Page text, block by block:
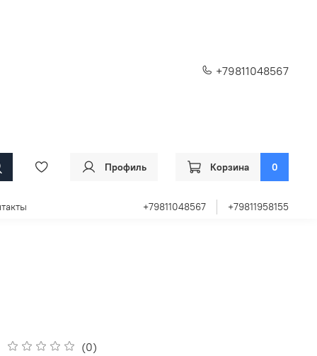
+79811048567
Профиль Корзина 0
+79811048567 +79811958155
(0)